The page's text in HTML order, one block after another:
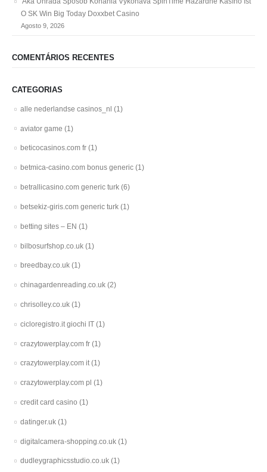
O SK Win Big Today Doxxbet Casino
Agosto 9, 2026
COMENTÁRIOS RECENTES
CATEGORIAS
alle nederlandse casinos_nl (1)
aviator game (1)
beticocasinos.com fr (1)
betmica-casino.com bonus generic (1)
betrallicasino.com generic turk (6)
betsekiz-giris.com generic turk (1)
betting sites – EN (1)
bilbosurfshop.co.uk (1)
breedbay.co.uk (1)
chinagardenreading.co.uk (2)
chrisolley.co.uk (1)
cicloregistro.it giochi IT (1)
crazytowerplay.com fr (1)
crazytowerplay.com it(1)
crazytowerplay.com pl (1)
credit card casino (1)
datinger.uk (1)
digitalcamera-shopping.co.uk (1)
dudleygraphicsstudio.co.uk (1)